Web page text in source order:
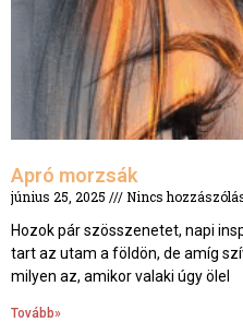
Apró morzsák
június 25, 2025
Nincs
Hozok pár szösszenetet, napi
tart az utam a földön, de amíg
milyen az, amikor valaki úgy ölel
Tovább»